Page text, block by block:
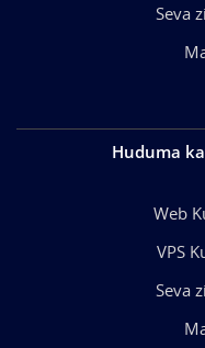
Seva
Huduma
Web
VPS
Seva